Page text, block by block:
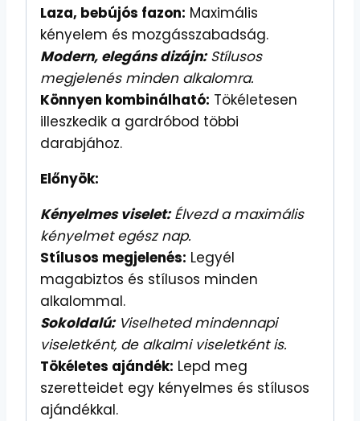
Laza, bebújós fazon: Maximális
kényelem és mozgásszabadság.
Modern, elegáns dizájn:Stílusos
megjelenés minden alkalomra.
Könnyen kombinálható: Tökéletesen
illeszkedik a gardróbod többi
darabjához.
Előnyök:
Kényelmes viselet:Élvezd a maximális
kényelmet egész nap.
Stílusos megjelenés: Legyél
magabiztos és stílusos minden
alkalommal.
Sokoldalú:Viselheted mindennapi
viseletként, de alkalmi viseletként is.
Tökéletes ajándék: Lepd meg
szeretteidet egy kényelmes és stílusos
ajándékkal.